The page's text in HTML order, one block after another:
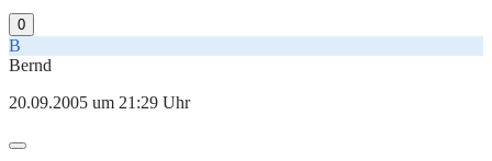
0
B
Bernd
20.09.2005 um 21:29 Uhr